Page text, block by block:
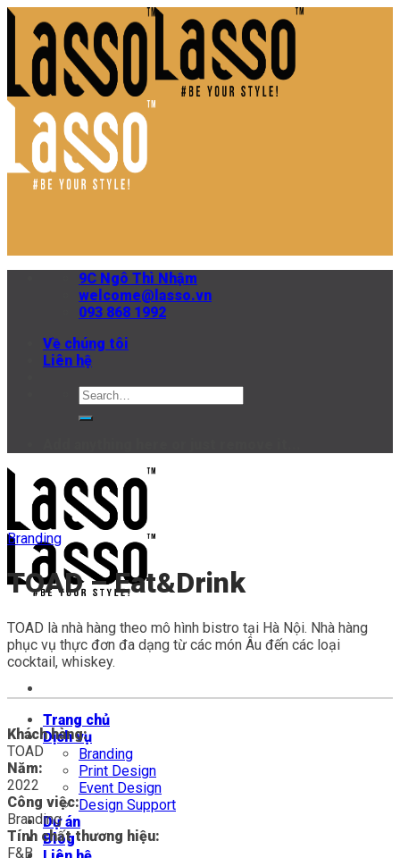
Skip
content
9C Ngô Thì Nhậm
welcome@lasso.vn
093 868 1992
Về chúng tôi
Liên hệ
Trang chủ
Dịch vụ
Branding
Print Design
Event Design
Design Support
Dự án
Blog
Branding
TOAD – Eat&Drink
TOAD là nhà hàng theo mô hình bistro tại Hà Nội. Nhà hàng
phục vụ thực đơn đa dạng từ các món Âu đến các loại
cocktail, whiskey.
Khách hàng:
TOAD
Năm:
2022
Công việc:
Branding
Tính chất thương hiệu:
F&B